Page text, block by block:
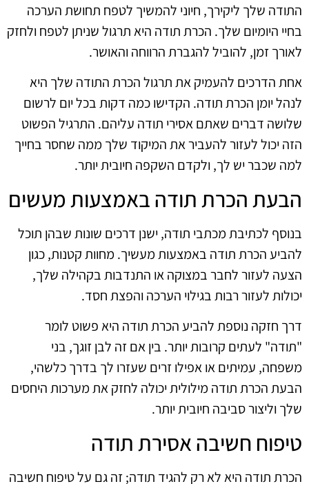
התודה שלך ליקירך, חיוני להמשיך לטפח תחושת הערכה
בחיי היומיום שלך. הכרת תודה היא תרגול שניתן לטפח ולחזק
לאורך זמן, להוביל להגברת הרווחה והאושר.
אחת הדרכים להעמיק את תרגול הכרת התודה שלך היא
לנהל יומן הכרת תודה. הקדישו כמה דקות בכל יום לרשום
שלושה דברים שאתם אסירי תודה עליהם. התרגיל הפשוט
הזה יכול לעזור להעביר את המיקוד שלך ממה שחסר בחייך
למה שכבר יש לך, ולקדם השקפה חיובית יותר.
הבעת הכרת תודה באמצעות מעשים
בנוסף לכתיבת מכתבי תודה, ישנן דרכים שונות שבהן תוכל
להביע הכרת תודה באמצעות מעשיך. מחוות קטנות, כגון
הצעה לעזור לחבר במצוקה או התנדבות בקהילה שלך,
יכולות לעזור רבות בגילוי הערכה והפצת חסד.
דרך חזקה נוספת להביע הכרת תודה היא פשוט לומר
"תודה" לעתים קרובות יותר. בין אם זה לבן זוגך, בני
משפחה, עמיתים או אפילו זרים שעזרו לך בדרך כלשהי,
הבעת הכרת תודה מילולית יכולה לחזק את מערכות היחסים
שלך וליצור סביבה חיובית יותר.
טיפוח חשיבה אסירת תודה
הכרת תודה היא לא רק להגיד תודה; זה גם על טיפוח חשיבה